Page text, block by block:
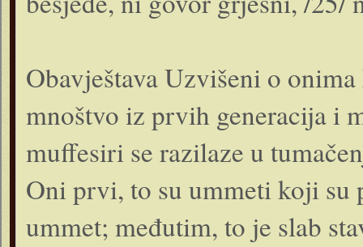
Obavještava Uzvišeni o
mnoštvo iz prvih generacija i
muffesiri se razilaze u
Oni prvi, to su ummeti koji su
ummet; međutim, to je slab